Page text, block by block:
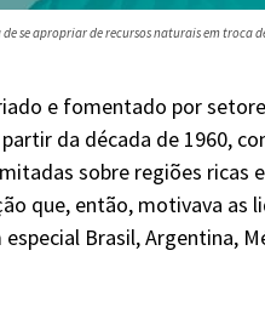
se apropriar de recursos naturais em troca
e fomentado por
da década de 1960,
sobre regiões ricas
que, então, motivava as
Brasil, Argentina,